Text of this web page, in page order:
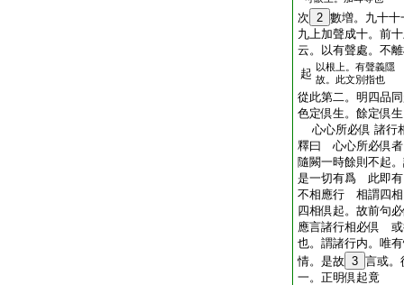
次 2 數増。九十十
九上加聲成十。前
云。以有聲處。不
起 以根上。有聲義隱
故。此文別指也
從此第二。明四品
色定倶生。餘定倶
心心所必倶 諸行
釋曰 心心所必倶者
隨闕一時餘則不起
是一切有爲 此即有
不相應行 相謂四相
四相倶起。故前句
應言諸行相必倶 或
也。謂諸行内。唯
情。是故 3 言或。
一。正明倶起竟